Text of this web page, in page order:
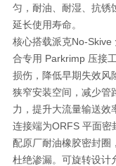
匀，耐油、耐湿、抗锈
延长使用寿命。
核心搭载派克No‑Skive
合专用 Parkrimp 压接
损伤，降低早期失效风
狭窄安装空间，减少管
力，提升大流量输送效
连接端为ORFS 平面密
配原厂耐油橡胶密封圈
杜绝渗漏。可旋转设计